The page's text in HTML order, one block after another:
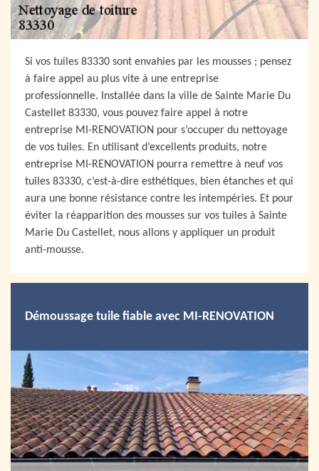
Si vos tuiles 83330 sont envahies par les mousses ; pensez
à faire appel au plus vite à une entreprise
professionnelle. Installée dans la ville de Sainte Marie Du
Castellet 83330, vous pouvez faire appel à notre
entreprise MI-RENOVATION pour s’occuper du nettoyage
de vos tuiles. En utilisant d’excellents produits, notre
entreprise MI-RENOVATION pourra remettre à neuf vos
tuiles 83330, c’est-à-dire esthétiques, bien étanches et qui
aura une bonne résistance contre les intempéries. Et pour
éviter la réapparition des mousses sur vos tuiles à Sainte
Marie Du Castellet, nous allons y appliquer un produit
anti-mousse.
Démoussage tuile fiable avec MI-RENOVATION